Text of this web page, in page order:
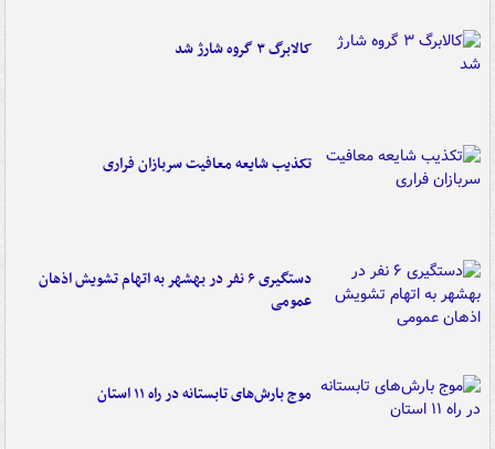
کالابرگ ۳ گروه شارژ شد
تکذیب شایعه معافیت سربازان فراری
دستگیری ۶ نفر در بهشهر به اتهام تشویش اذهان
عمومی
موج بارش‌های تابستانه در راه ۱۱ استان